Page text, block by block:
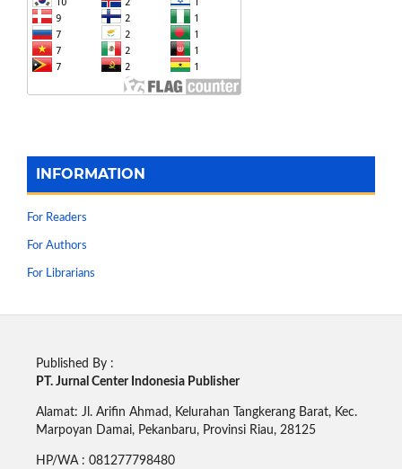
INFORMATION
For Readers
For Authors
For Librarians
Published By :
PT. Jurnal Center Indonesia Publisher
Alamat: Jl. Arifin Ahmad, Kelurahan Tangkerang Barat, Kec.
Marpoyan Damai, Pekanbaru, Provinsi Riau, 28125
HP/WA : 081277798480